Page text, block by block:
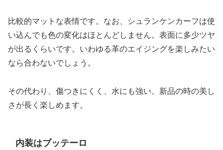
比較的マットな表情です。なお、シュランケンカーフは使
い込んでも色の変化はほとんどしません。表面に多少ツヤ
が出るくらいです。いわゆる革のエイジングを楽しみたい
なら合わないでしょう。
その代わり、傷つきにくく、水にも強い。新品の時の美し
さが長く楽しめます。
内装はブッテーロ